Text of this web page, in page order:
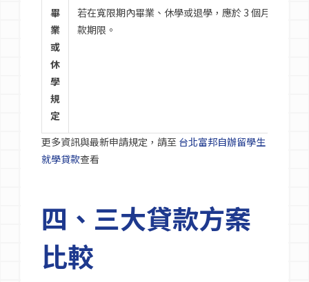
畢
業
或
休
學
規
定
若在寬限期內畢業、休學或退學，應於 3 個月內主動
款期限。
更多資訊與最新申請規定，請至 台北富邦自辦留學生
就學貸款查看
四、三大貸款方案
比較